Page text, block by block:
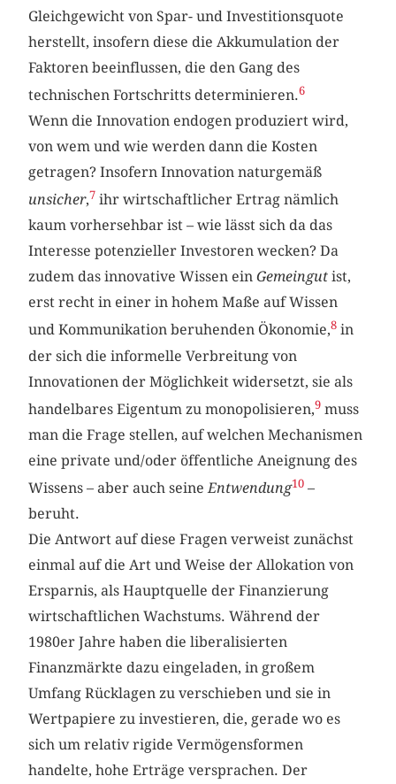
Gleichgewicht von Spar- und Investitionsquote
herstellt, insofern diese die Akkumulation der
Faktoren beeinflussen, die den Gang des
technischen Fortschritts determinieren.6
Wenn die Innovation endogen produziert wird,
von wem und wie werden dann die Kosten
getragen? Insofern Innovation naturgemäß
unsicher,7 ihr wirtschaftlicher Ertrag nämlich
kaum vorhersehbar ist – wie lässt sich da das
Interesse potenzieller Investoren wecken? Da
zudem das innovative Wissen einGemeingut ist,
erst recht in einer in hohem Maße auf Wissen
und Kommunikation beruhenden Ökonomie,8 in
der sich die informelle Verbreitung von
Innovationen der Möglichkeit widersetzt, sie als
handelbares Eigentum zu monopolisieren,9 muss
man die Frage stellen, auf welchen Mechanismen
eine private und/oder öffentliche Aneignung des
Wissens – aber auch seineEntwendung10 –
beruht.
Die Antwort auf diese Fragen verweist zunächst
einmal auf die Art und Weise der Allokation von
Ersparnis, als Hauptquelle der Finanzierung
wirtschaftlichen Wachstums. Während der
1980er Jahre haben die liberalisierten
Finanzmärkte dazu eingeladen, in großem
Umfang Rücklagen zu verschieben und sie in
Wertpapiere zu investieren, die, gerade wo es
sich um relativ rigide Vermögensformen
handelte, hohe Erträge versprachen. Der